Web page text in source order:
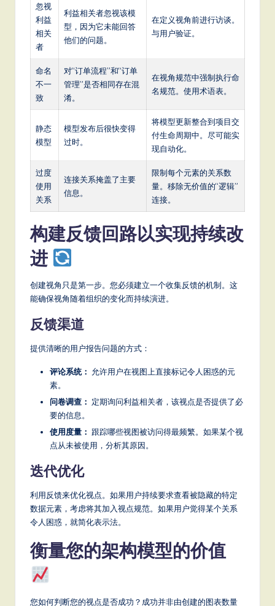
忽视
利益
相关
者
利益相关者忽视该模
型，因为它未能回答
他们的问题。
在定义视角前进行访谈。
与用户验证。
命名
不一
致
对“订单流程”和“订单
管理”是否相同存在混
淆。
在视角规范中强制执行命
名规范。使用术语表。
静态
模型
模型发布后很快变得
过时。
将模型更新整合到项目交
付生命周期中。尽可能实
现自动化。
过度
使用
关系
连接关系掩盖了主要
信息。
限制每个元素的关系数
量。移除无价值的“逻辑”
连接。
构建反馈回路以实现持续改
进
创建视角只是第一步。您必须建立一个收集反馈的机制。这
能确保视角随着组织的变化而持续演进。
反馈渠道
提供清晰的用户报告问题的方式：
评论系统： 允许用户在视图上直接标记令人困惑的元
素。
问卷调查： 定期询问利益相关者，该视点是否提供了必
要的信息。
使用度量： 跟踪哪些视图被访问得最频繁。如果某个视
点从未被使用，分析其原因。
迭代优化
利用反馈来优化视点。如果用户持续要求查看被隐藏的特定
数据元素，考虑将其加入视点规范。如果用户觉得某个关系
令人困惑，就简化表示法。
衡量您的架构模型的价值
您如何判断您的视点是否成功？成功并非由创建的图表数量